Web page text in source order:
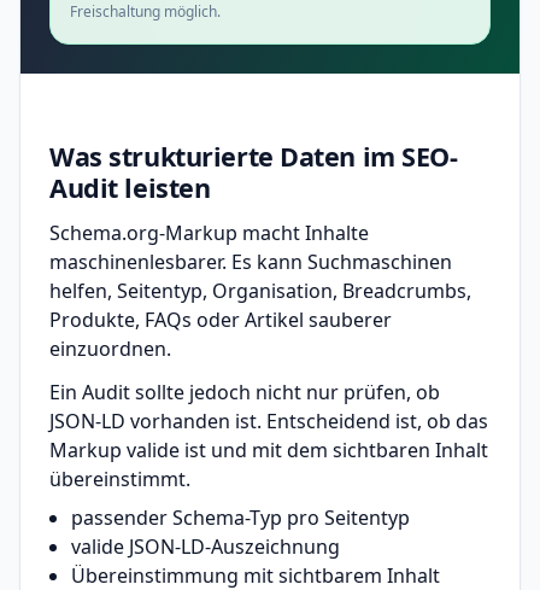
Freischaltung möglich.
Was strukturierte Daten im SEO-
Audit leisten
Schema.org-Markup macht Inhalte
maschinenlesbarer. Es kann Suchmaschinen
helfen, Seitentyp, Organisation, Breadcrumbs,
Produkte, FAQs oder Artikel sauberer
einzuordnen.
Ein Audit sollte jedoch nicht nur prüfen, ob
JSON-LD vorhanden ist. Entscheidend ist, ob das
Markup valide ist und mit dem sichtbaren Inhalt
übereinstimmt.
passender Schema-Typ pro Seitentyp
valide JSON-LD-Auszeichnung
Übereinstimmung mit sichtbarem Inhalt